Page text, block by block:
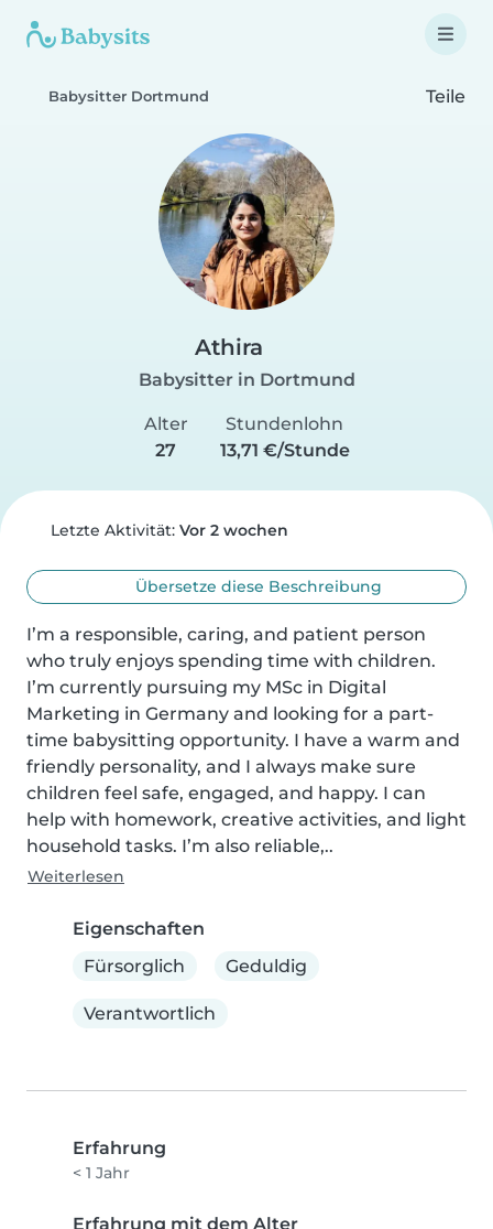
Babysitter Dortmund Teile
Athira
Babysitter in Dortmund
Alter
27
Stundenlohn
13,71 €/Stunde
Letzte Aktivität: Vor 2 wochen
Übersetze diese Beschreibung
I’m a responsible, caring, and patient person
who truly enjoys spending time with children.
I’m currently pursuing my MSc in Digital
Marketing in Germany and looking for a part-
time babysitting opportunity. I have a warm and
friendly personality, and I always make sure
children feel safe, engaged, and happy. I can
help with homework, creative activities, and light
household tasks. I’m also reliable,..
Weiterlesen
Eigenschaften
Fürsorglich
Geduldig
Verantwortlich
Erfahrung
< 1 Jahr
Erfahrung mit dem Alter